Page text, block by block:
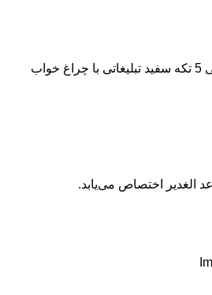
الغدیر اختصاص می‌یابد.